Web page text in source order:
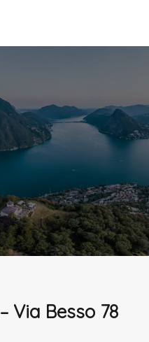
Via Besso 78